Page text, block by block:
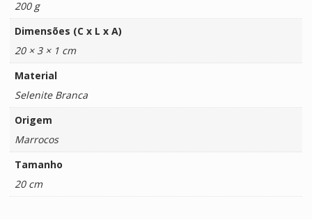
200 g
Dimensões (C x L x A)
20 × 3 × 1 cm
Material
Selenite Branca
Origem
Marrocos
Tamanho
20 cm